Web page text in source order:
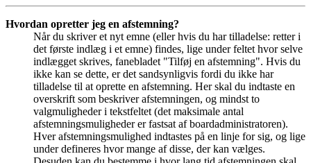
Hvordan opretter jeg en afstemning?
Når du skriver et nyt emne (eller hvis du har tilladelse: retter i
det første indlæg i et emne) findes, lige under feltet hvor selve
indlægget skrives, fanebladet "Tilføj en afstemning". Hvis du
ikke kan se dette, er det sandsynligvis fordi du ikke har
tilladelse til at oprette en afstemning. Her skal du indtaste en
overskrift som beskriver afstemningen, og mindst to
valgmuligheder i tekstfeltet (det maksimale antal
afstemningsmuligheder er fastsat af boardadministratoren).
Hver afstemningsmulighed indtastes på en linje for sig, og lige
under defineres hvor mange af disse, der kan vælges.